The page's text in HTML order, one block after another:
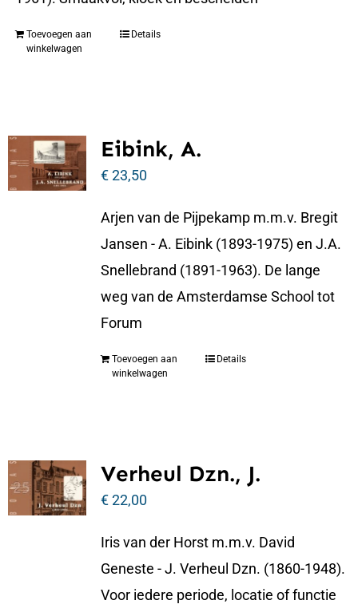
Toevoegen aan
winkelwagen
Details
Eibink, A.
€23,50
Arjen van de Pijpekamp m.m.v. Bregit
Jansen - A. Eibink (1893-1975) en J.A.
Snellebrand (1891-1963). De lange
weg van de Amsterdamse School tot
Forum
Toevoegen aan
winkelwagen
Details
Verheul Dzn., J.
€22,00
Iris van der Horst m.m.v. David
Geneste - J. Verheul Dzn. (1860-1948).
Voor iedere periode, locatie of functie